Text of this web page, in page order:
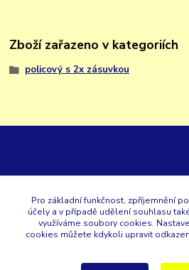
Zboží zařazeno v kategoriích
policový s 2x zásuvkou
+420 353 567 257
Pro základní funkčnost, zpříjemnění
účely a v případě udělení souhlasu
využíváme soubory cookies.
cookies můžete kdykoli upravit